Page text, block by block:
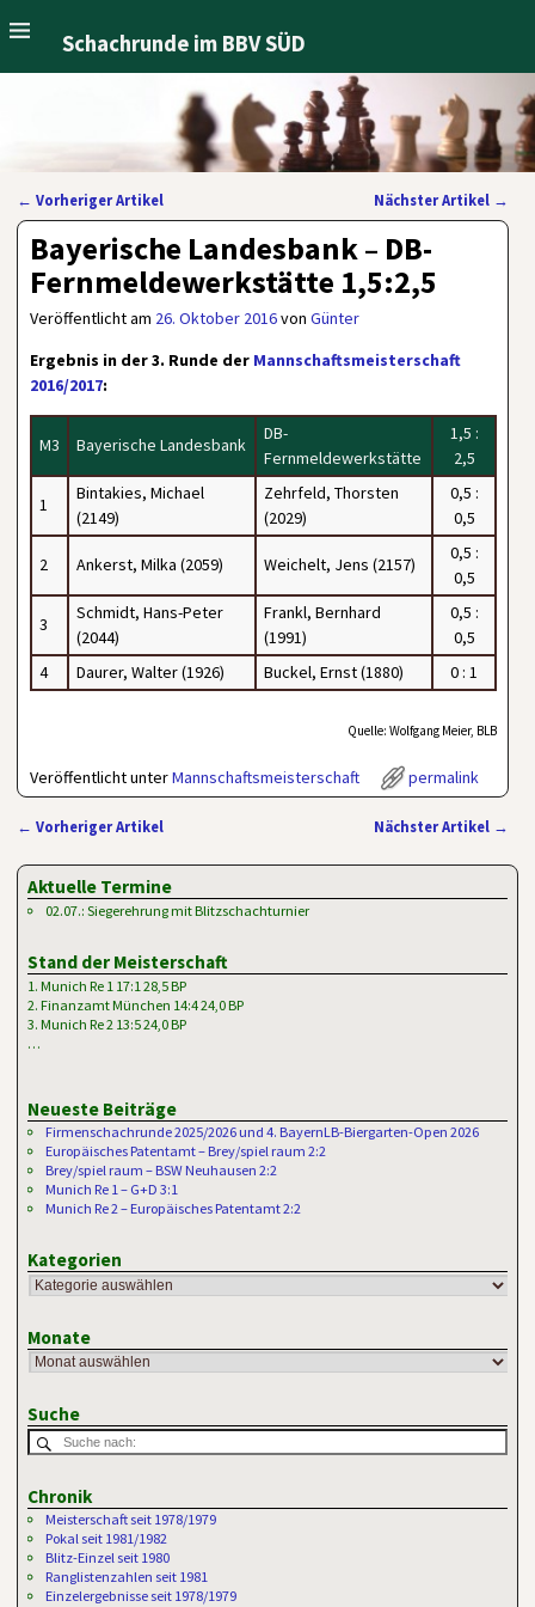
Schachrunde im BBV SÜD
Artikelnavigation
← Vorheriger Artikel Nächster Artikel →
Bayerische Landesbank – DB-
Fernmeldewerkstätte 1,5:2,5
Veröffentlicht am 26. Oktober 2016vonGünter
Ergebnis in der 3. Runde der Mannschaftsmeisterschaft
2016/2017:
M3 Bayerische Landesbank
DB-
Fernmeldewerkstätte
1,5 :
2,5
1
Bintakies, Michael
(2149)
Zehrfeld, Thorsten
(2029)
0,5 :
0,5
2 Ankerst, Milka (2059) Weichelt, Jens (2157)
0,5 :
0,5
3
Schmidt, Hans-Peter
(2044)
Frankl, Bernhard
(1991)
0,5 :
0,5
4
Daurer, Walter (1926) Buckel, Ernst (1880) 0 : 1
Quelle: Wolfgang Meier, BLB
Veröffentlicht unterMannschaftsmeisterschaft permalink
← Vorheriger Artikel Nächster Artikel →
Aktuelle Termine
02.07.: Siegerehrung mit Blitzschachturnier
Stand der Meisterschaft
1. Munich Re 1 17:1 28,5 BP
2. Finanzamt München 14:4 24,0 BP
3. Munich Re 2 13:5 24,0 BP
…
Neueste Beiträge
Firmenschachrunde 2025/2026 und 4. BayernLB-Biergarten-Open 2026
Europäisches Patentamt – Brey/spiel raum 2:2
Brey/spiel raum – BSW Neuhausen 2:2
Munich Re 1 – G+D 3:1
Munich Re 2 – Europäisches Patentamt 2:2
Kategorien
Monate
Suche
Chronik
Meisterschaft seit 1978/1979
Pokal seit 1981/1982
Blitz-Einzel seit 1980
Ranglistenzahlen seit 1981
Einzelergebnisse seit 1978/1979